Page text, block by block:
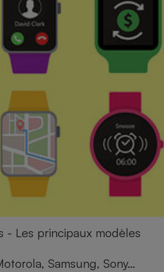
- Les principaux modèles
Samsung, Sony…